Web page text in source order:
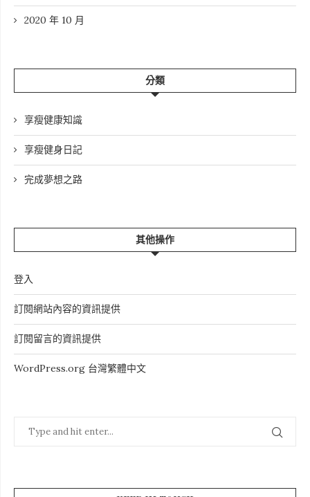
2020 年 10 月
分類
享瘦健康知識
享瘦健身日記
完成夢想之路
其他操作
登入
訂閱網站內容的資訊提供
訂閱留言的資訊提供
WordPress.org 台灣繁體中文